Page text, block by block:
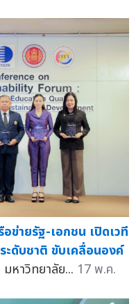
ข่ายรัฐ-เอกชน เปิดเวที
ะดับชาติ ขับเคลื่อนองค์
หาวิทยาลัย... 17 พ.ค.